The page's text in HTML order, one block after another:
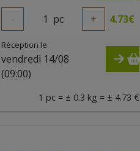
- 1 pc + 4.73€
Réception le
vendredi 14/08
(09:00)
1 pc = ± 0.3 kg = ± 4.73 €